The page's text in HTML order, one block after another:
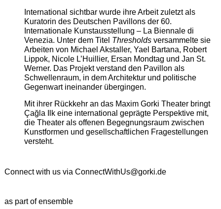
International sichtbar wurde ihre Arbeit zuletzt als
Kuratorin des Deutschen Pavillons der 60.
Internationale Kunstausstellung – La Biennale di
Venezia. Unter dem Titel Thresholdsversammelte sie
Arbeiten von Michael Akstaller, Yael Bartana, Robert
Lippok, Nicole L’Huillier, Ersan Mondtag und Jan St.
Werner. Das Projekt verstand den Pavillon als
Schwellenraum, in dem Architektur und politische
Gegenwart ineinander übergingen.
Mit ihrer Rückkehr an das Maxim Gorki Theater bringt
Çağla Ilk eine international geprägte Perspektive mit,
die Theater als offenen Begegnungsraum zwischen
Kunstformen und gesellschaftlichen Fragestellungen
versteht.
Connect with us via ConnectWithUs@gorki.de
as part of ensemble